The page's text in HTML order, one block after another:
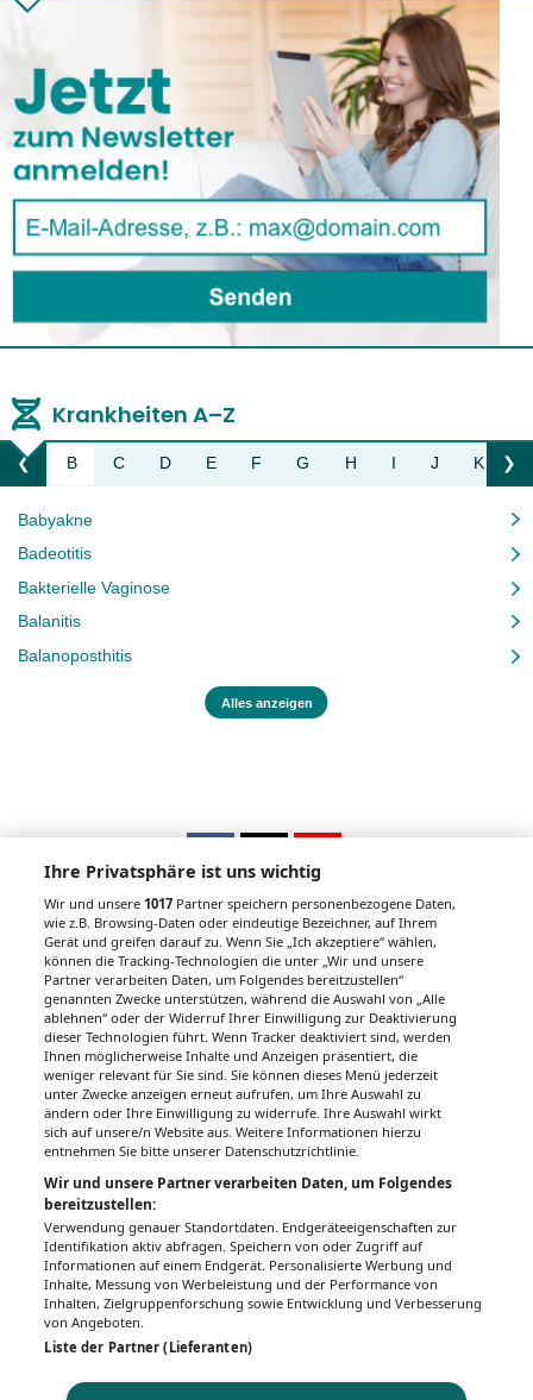
Krankheiten A–Z
❮Liste nach links bewegen
A B C D E F G H J K ❯
Babyakne
Badeotitis
Bakterielle Vaginose
Balanitis
Balanoposthitis
Alles anzeigen
Unsere Wochenzeitungen
Gesundheitsseiten
Hier finden Sie die aktuelle Ausgabe der
Gesundheitsberichterstattung in den 120
Wochenzeitungen der RegionalMedien
Austria sowie ein Archiv der vergangenen
Ausgaben.
Ihre Privatsphäre ist uns wichtig
Wir und unsere1017 Partner speichern personenbezogene Daten,
wie z.B. Browsing-Daten oder eindeutige Bezeichner, auf Ihrem
Gerät und greifen darauf zu. Wenn Sie „Ich akzeptiere“ wählen,
können die Tracking-Technologien die unter „Wir und unsere
Partner verarbeiten Daten, um Folgendes bereitzustellen“
genannten Zwecke unterstützen, während die Auswahl von „Alle
ablehnen“ oder der Widerruf Ihrer Einwilligung zur Deaktivierung
dieser Technologien führt. Wenn Tracker deaktiviert sind, werden
Ihnen möglicherweise Inhalte und Anzeigen präsentiert, die
weniger relevant für Sie sind. Sie können dieses Menü jederzeit
unter Zwecke anzeigen erneut aufrufen, um Ihre Auswahl zu
ändern oder Ihre Einwilligung zu widerrufe. Ihre Auswahl wirkt
sich auf unsere/n Website aus. Weitere Informationen hierzu
entnehmen Sie bitte unserer Datenschutzrichtlinie.
Wir und unsere Partner verarbeiten Daten, um Folgendes
bereitzustellen:
Verwendung genauer Standortdaten. Endgeräteeigenschaften zur
Identifikation aktiv abfragen. Speichern von oder Zugriff auf
Informationen auf einem Endgerät. Personalisierte Werbung und
Inhalte, Messung von Werbeleistung und der Performance von
Inhalten, Zielgruppenforschung sowie Entwicklung und Verbesserung
von Angeboten.
Liste der Partner (Lieferanten)